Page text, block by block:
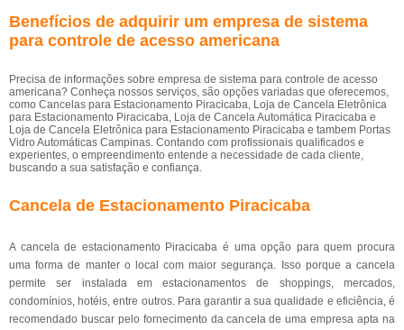
Benefícios de adquirir um empresa de sistema
para controle de acesso americana
Precisa de informações sobre empresa de sistema para controle de acesso
americana? Conheça nossos serviços, são opções variadas que oferecemos,
como Cancelas para Estacionamento Piracicaba, Loja de Cancela Eletrônica
para Estacionamento Piracicaba, Loja de Cancela Automática Piracicaba e
Loja de Cancela Eletrônica para Estacionamento Piracicaba e tambem Portas
Vidro Automáticas Campinas. Contando com profissionais qualificados e
experientes, o empreendimento entende a necessidade de cada cliente,
buscando a sua satisfação e confiança.
Cancela de Estacionamento Piracicaba
A cancela de estacionamento Piracicaba é uma opção para quem procura
uma forma de manter o local com maior segurança. Isso porque a cancela
permite ser instalada em estacionamentos de shoppings, mercados,
condomínios, hotéis, entre outros. Para garantir a sua qualidade e eficiência, é
recomendado buscar pelo fornecimento da cancela de uma empresa apta na